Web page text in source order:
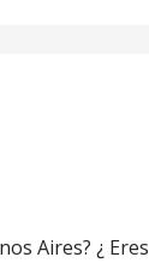
Aires? ¿ Eres